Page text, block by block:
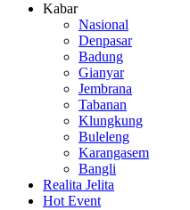
Kabar
Nasional
Denpasar
Badung
Gianyar
Jembrana
Tabanan
Klungkung
Buleleng
Karangasem
Bangli
Realita Jelita
Hot Event